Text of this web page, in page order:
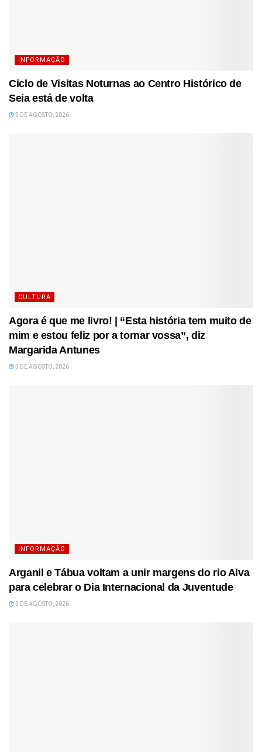
INFORMAÇÃO
Ciclo de Visitas Noturnas ao Centro Histórico de
Seia está de volta
5 DE AGOSTO, 2026
CULTURA
Agora é que me livro! | “Esta história tem muito de
mim e estou feliz por a tornar vossa”, diz
Margarida Antunes
5 DE AGOSTO, 2026
INFORMAÇÃO
Arganil e Tábua voltam a unir margens do rio Alva
para celebrar o Dia Internacional da Juventude
5 DE AGOSTO, 2026